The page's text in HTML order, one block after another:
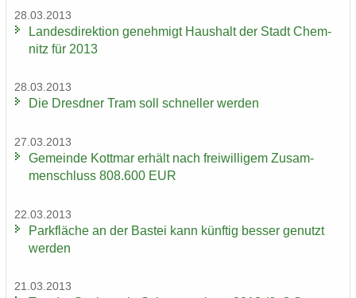
28.03.2013
Lan­des­di­rek­ti­on ge­neh­migt Haus­halt der Stadt Chem­
nitz für 2013
28.03.2013
Die Dresd­ner Tram soll schnel­ler wer­den
27.03.2013
Ge­mein­de Kott­mar er­hält nach frei­wil­li­gem Zu­sam­
men­schluss 808.600 EUR
22.03.2013
Park­flä­che an der Bas­tei kann künf­tig bes­ser ge­nutzt
wer­den
21.03.2013